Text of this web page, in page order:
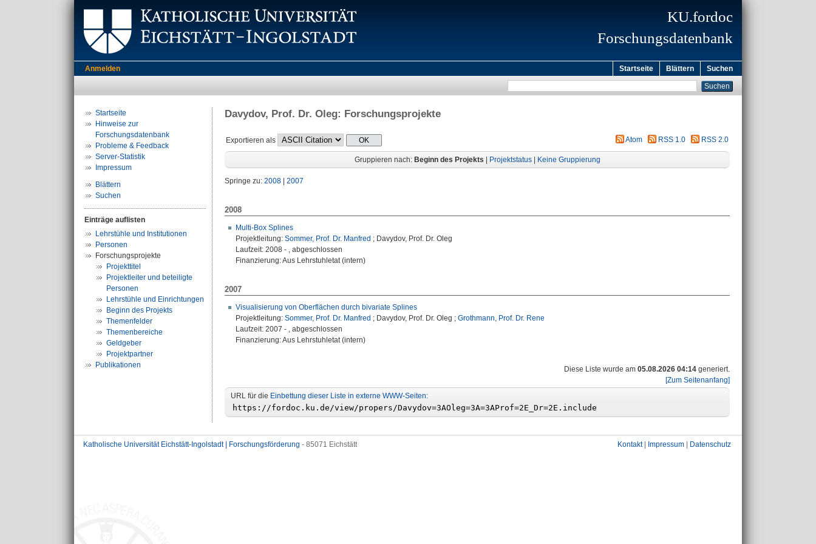
KU.fordoc
Forschungsdatenbank
Anmelden Startseite Blättern Suchen
Startseite
Hinweise zur
Forschungsdatenbank
Probleme & Feedback
Server-Statistik
Impressum
Blättern
Suchen
Einträge auflisten
Lehrstühle und Institutionen
Personen
Forschungsprojekte
Projekttitel
Projektleiter und beteiligte
Personen
Lehrstühle und Einrichtungen
Beginn des Projekts
Themenfelder
Themenbereiche
Geldgeber
Projektpartner
Publikationen
Davydov, Prof. Dr. Oleg: Forschungsprojekte
Exportieren als Atom RSS 1.0 RSS 2.0
Gruppieren nach: Beginn des Projekts Projektstatus| Keine Gruppierung
Springe zu: 2008 2007
2008
Multi-Box Splines
Projektleitung: Sommer, Prof. Dr. Manfred ; Davydov, Prof. Dr. Oleg
Laufzeit: 2008 - , abgeschlossen
Finanzierung: Aus Lehrstuhletat (intern)
2007
Visualisierung von Oberflächen durch bivariate Splines
Projektleitung: Sommer, Prof. Dr. Manfred ; Davydov, Prof. Dr. Oleg ; Grothmann, Prof. Dr. Rene
Laufzeit: 2007 - , abgeschlossen
Finanzierung: Aus Lehrstuhletat (intern)
Diese Liste wurde am 05.08.2026 04:14 generiert.
[Zum Seitenanfang]
URL für die Einbettung dieser Liste in externe WWW-Seiten:
Katholische Universität Eichstätt-Ingolstadt | Forschungsförderung - 85071 Eichstätt Kontakt| Impressum Datenschutz